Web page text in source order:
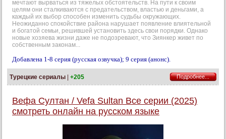
мечтают вырваться из тяжелых обстоятельств. На пути к своим
целям они сталкиваются с предательством, властью и деньгами, а
каждый их выбор способен изменить судьбы окружающих.
Неожиданно спокойствие района нарушает появление влиятельной
и богатой семьи, решившей установить здесь свои порядки. Однако
новые хозяева жизни даже не подозревают, что Зиянкер живет по
собственным законам...
Добавлена 1-8 серия (русская озвучка); 9 серия (анонс).
Турецкие сериалы | +205 Подробнее...
Вефа Султан / Vefa Sultan Все серии (2025)
смотреть онлайн на русском языке